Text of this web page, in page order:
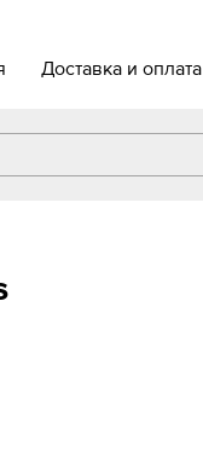
Доставка и оплата